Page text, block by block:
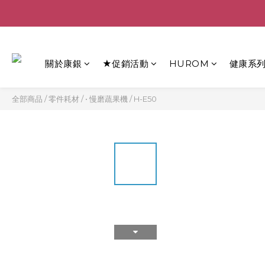
關於康銀 ★促銷活動 HUROM 健康系
全部商品 /零件耗材/• 慢磨蔬果機 /H-E50